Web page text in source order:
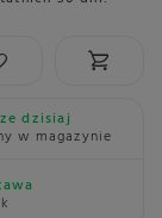
dzisiaj
w magazynie